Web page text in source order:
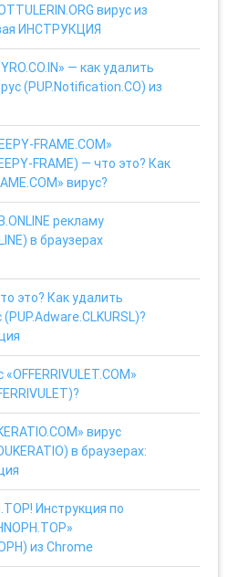
вирус из
ИНСТРУКЦИЯ
— как удалить
(PUP.Notification.CO) из
FRAME.COM»
FRAME) — что это? Как
вирус?
рекламу
в браузерах
это? Как удалить
вирус
в браузерах:
Инструкция по
из Chrome